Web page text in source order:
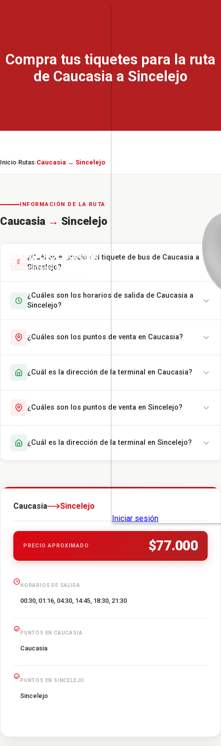
Compra tus tiquetes para la ruta
de Caucasia a Sincelejo
Inicio›Rutas›Caucasia → Sincelejo
INFORMACIÓN DE LA RUTA
Caucasia → Sincelejo
¿Cuál es el precio del tiquete de bus de Caucasia a
Sincelejo?
¿Cuáles son los horarios de salida de Caucasia a
Sincelejo?
¿Cuáles son los puntos de venta en Caucasia?
¿Cuál es la dirección de la terminal en Caucasia?
¿Cuáles son los puntos de venta en Sincelejo?
¿Cuál es la dirección de la terminal en Sincelejo?
Caucasia Sincelejo
PRECIO APROXIMADO $77.000
HORARIOS DE SALIDA
00:30, 01:16, 04:30, 14:45, 18:30, 21:30
PUNTOS EN CAUCASIA
Caucasia
PUNTOS EN SINCELEJO
Sincelejo